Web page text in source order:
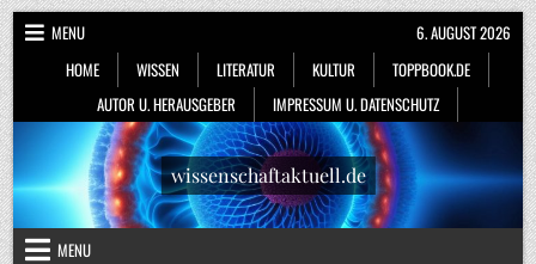
Skip
to
content
MENU
HOME
WISSEN LITERATUR KULTUR
TOPPBOOK.DE
AUTOR U. HERAUSGEBER
IMPRESSUM U. DATENSCHUTZ
6. AUGUST 2026
wissenschaftaktuell.de
MENU